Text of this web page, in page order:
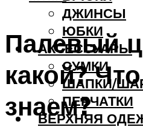
ДЖИНСЫ
ЮБКИ
АКCЕССУАРЫ
СУМКИ
ШАПКИ/
ПЕРЧАТКИ
ВЕРХНЯЯ
Палевый
какой?
знаем?